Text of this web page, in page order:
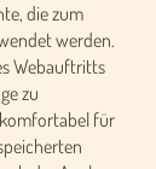
die zum
werden.
Webauftritts
zu
für